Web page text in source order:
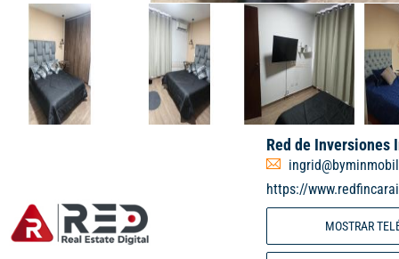
Red de Inversiones
https://
MOSTRAR